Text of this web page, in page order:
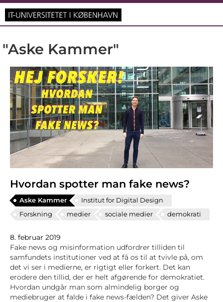
"Aske Kammer"
Hvordan spotter man fake news?
Aske Kammer
Institut for Digital Design
Forskning
medier sociale medier demokrati
8. februar 2019
Fake news og misinformation udfordrer tilliden til
samfundets institutioner ved at få os til at tvivle på, om
det vi ser i medierne, er rigtigt eller forkert. Det kan
erodere den tillid, der er helt afgørende for demokratiet.
Hvordan undgår man som almindelig borger og
mediebruger at falde i fake news-fælden? Det giver Aske